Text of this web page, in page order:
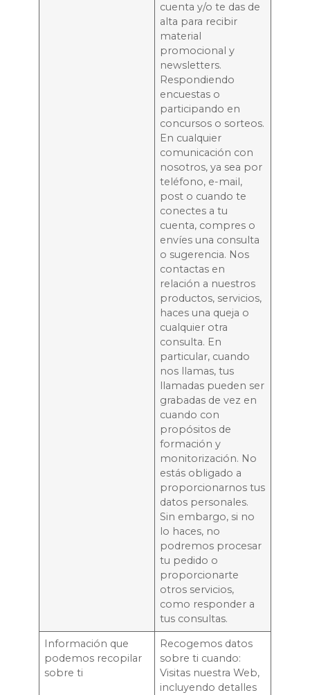
cuenta y/o te das de
alta para recibir
material
promocional y
newsletters.
Respondiendo
encuestas o
participando en
concursos o sorteos.
En cualquier
comunicación con
nosotros, ya sea por
teléfono, e-mail,
post o cuando te
conectes a tu
cuenta, compres o
envíes una consulta
o sugerencia. Nos
contactas en
relación a nuestros
productos, servicios,
haces una queja o
cualquier otra
consulta. En
particular, cuando
nos llamas, tus
llamadas pueden ser
grabadas de vez en
cuando con
propósitos de
formación y
monitorización. No
estás obligado a
proporcionarnos tus
datos personales.
Sin embargo, si no
lo haces, no
podremos procesar
tu pedido o
proporcionarte
otros servicios,
como responder a
tus consultas.
Información que
podemos recopilar
sobre ti
Recogemos datos
sobre ti cuando:
Visitas nuestra Web,
incluyendo detalles